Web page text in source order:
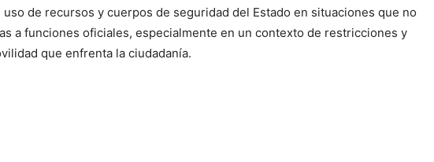
de recursos y cuerpos de seguridad del Estado en situaciones que no
a funciones oficiales, especialmente en un contexto de restricciones y
que enfrenta la ciudadanía.